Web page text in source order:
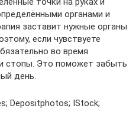
органами и
заставит нужные органы
если чувствуете
во время
стопы. Это поможет забыть
день.
Depositphotos; IStock;